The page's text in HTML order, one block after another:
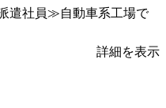
遣社員≫自動車系工場で
詳細を表示